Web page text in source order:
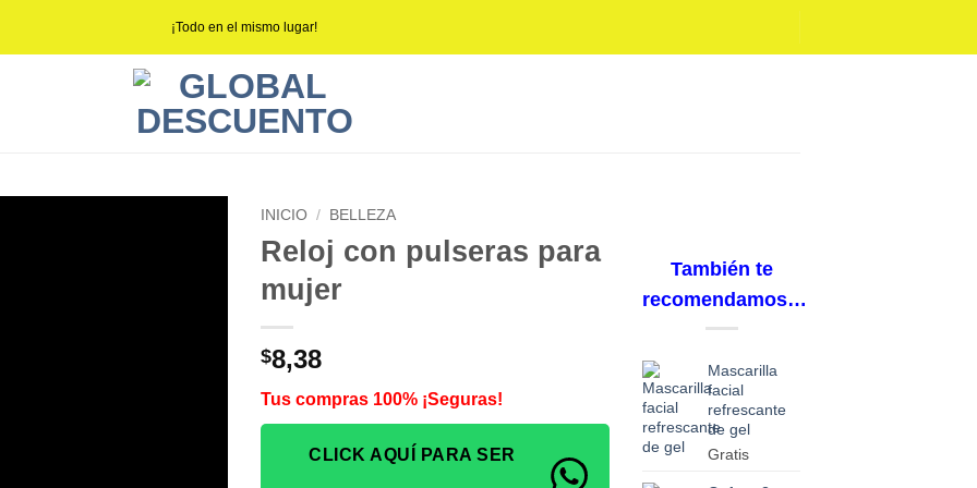
¡Todo en el mismo lugar!
INICIO / BELLEZA
Reloj con pulseras para
mujer
$8,38
Tus compras 100% ¡Seguras!
CLICK AQUÍ PARA SER
También te
recomendamos…
Mascarilla
facial
refrescante
de gel
Gratis